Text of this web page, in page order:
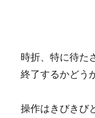
時折、特に待た
終了するかどう
操作はきびきび